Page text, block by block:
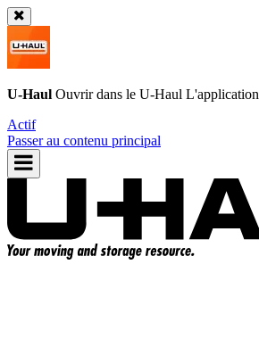
U-Haul Ouvrir dans le U-Haul L'application
Actif
Passer au contenu principal